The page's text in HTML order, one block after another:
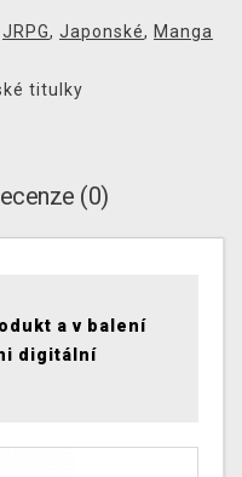
JRPG, Japonské, Manga
titulky
(0)
a v balení
digitální